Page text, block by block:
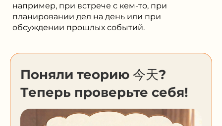
например, при встрече с кем-то, при
планировании дел на день или при
обсуждении прошлых событий.
Поняли теорию 今天?
Теперь проверьте себя!